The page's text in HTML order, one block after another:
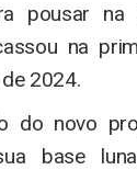
pousar na
na
2024.
do novo
base